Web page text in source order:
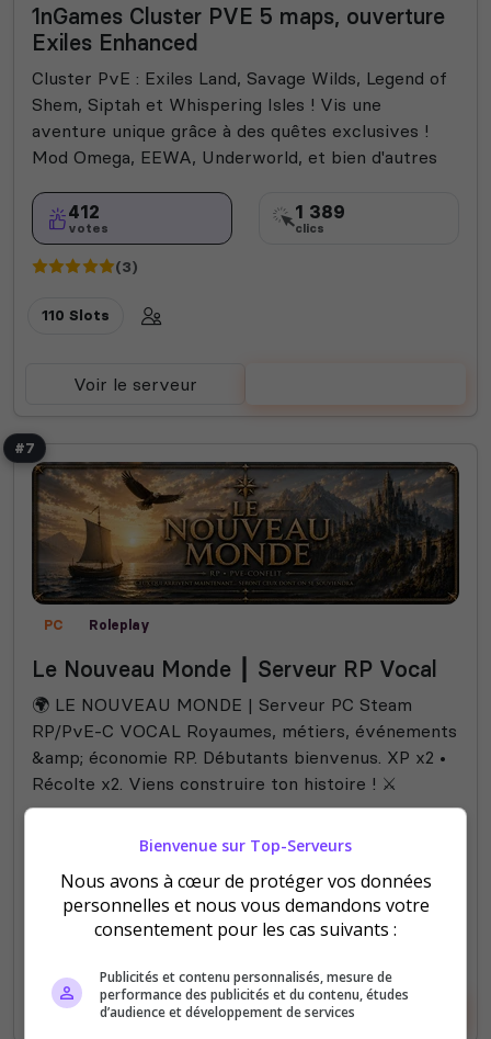
1nGames Cluster PVE 5 maps, ouverture
Exiles Enhanced
Cluster PvE : Exiles Land, Savage Wilds, Legend of
Shem, Siptah et Whispering Isles ! Vis une
aventure unique grâce à des quêtes exclusives !
Mod Omega, EEWA, Underworld, et bien d'autres
412
votes
1 389
clics
(3)
110 Slots
Voir le serveur
#7
PC Roleplay
Le Nouveau Monde ┃ Serveur RP Vocal
🌍 LE NOUVEAU MONDE | Serveur PC Steam
RP/PvE-C VOCAL Royaumes, métiers, événements
&amp; économie RP. Débutants bienvenus. XP x2 •
Récolte x2. Viens construire ton histoire ! ⚔️
1 353
clics
(3)
Voir le serveur Voter
Bienvenue sur Top-Serveurs
Nous avons à cœur de protéger vos données
personnelles et nous vous demandons votre
consentement pour les cas suivants :
Publicités et contenu personnalisés, mesure de
performance des publicités et du contenu, études
d’audience et développement de services